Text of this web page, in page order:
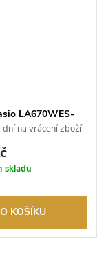
LA670WES-
na vrácení zboží.
prodejce.
skladu
KOŠÍKU